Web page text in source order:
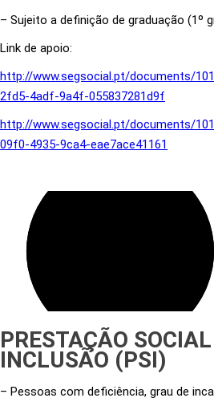
– Sujeito a definição de graduação (1º
Link de apoio:
http://www.segsocial.pt/documents/
2fd5-4adf-9a4f-055837281d9f
http://www.segsocial.pt/documents/
09f0-4935-9ca4-eae7ace41161
PRESTAÇÃO
INCLUSÃO (PSI)
– Pessoas com deficiência, grau de